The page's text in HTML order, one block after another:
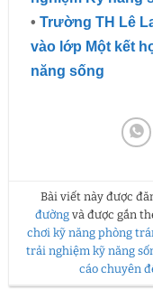
• Trường TH Lê
vào lớp Một kết
năng sống
Bài viết này được
đườngvà được gắn
chơi kỹ năng phòng
trải nghiệm kỹ năng
cáo chuyên